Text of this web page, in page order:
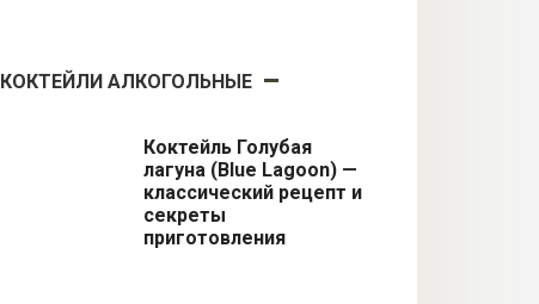
КОКТЕЙЛИ АЛКОГОЛЬНЫЕ
Коктейль Голубая
лагуна (Blue Lagoon) —
классический рецепт и
секреты
приготовления